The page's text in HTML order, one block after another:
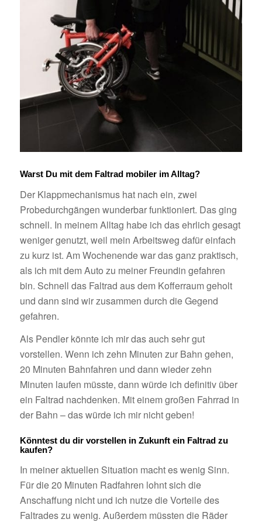
Warst Du mit dem Faltrad mobiler im Alltag?
Der Klappmechanismus hat nach ein, zwei
Probedurchgängen wunderbar funktioniert. Das ging
schnell. In meinem Alltag habe ich das ehrlich gesagt
weniger genutzt, weil mein Arbeitsweg dafür einfach
zu kurz ist. Am Wochenende war das ganz praktisch,
als ich mit dem Auto zu meiner Freundin gefahren
bin. Schnell das Faltrad aus dem Kofferraum geholt
und dann sind wir zusammen durch die Gegend
gefahren.
Als Pendler könnte ich mir das auch sehr gut
vorstellen. Wenn ich zehn Minuten zur Bahn gehen,
20 Minuten Bahnfahren und dann wieder zehn
Minuten laufen müsste, dann würde ich definitiv über
ein Faltrad nachdenken. Mit einem großen Fahrrad in
der Bahn – das würde ich mir nicht geben!
Könntest du dir vorstellen in Zukunft ein Faltrad zu
kaufen?
In meiner aktuellen Situation macht es wenig Sinn.
Für die 20 Minuten Radfahren lohnt sich die
Anschaffung nicht und ich nutze die Vorteile des
Faltrades zu wenig. Außerdem müssten die Räder